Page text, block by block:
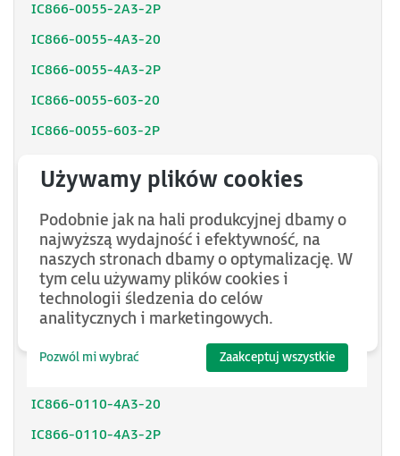
IC866-0055-2A3-2P
IC866-0055-4A3-20
IC866-0055-4A3-2P
IC866-0055-603-20
IC866-0055-603-2P
IC866-0075-2A3-2P
IC866-0075-4A3-20
IC866-0075-4A3-2P
IC866-0075-603-20
IC866-0075-603-2P
IC866-0110-4A3-20
IC866-0110-4A3-2P
Podobnie jak na hali produkcyjnej dbamy o
najwyższą wydajność i efektywność, na
naszych stronach dbamy o optymalizację. W
tym celu używamy plików cookies i
technologii śledzenia do celów
analitycznych i marketingowych.
Pozwól mi wybrać Zaakceptuj wszystkie